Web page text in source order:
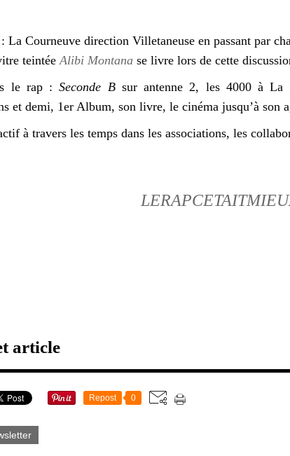
La Courneuve direction Villetaneuse en passant par
teintéeAlibi Montana se livre lors de cette
le rap :Seconde Bsur antenne 2, les 4000 à La
et demi, 1er Album, son livre, le cinéma jusqu’à son
à travers les temps dans les associations, les
article
Repost 0